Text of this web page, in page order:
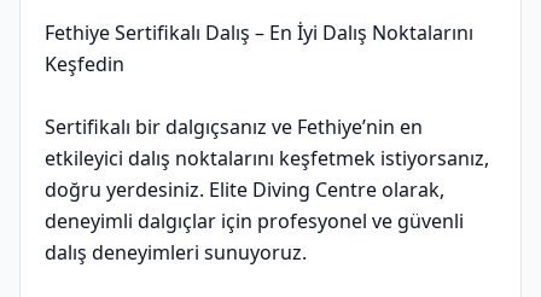
Fethiye Sertifikalı Dalış – En İyi Dalış Noktalarını
Keşfedin
Sertifikalı bir dalgıçsanız ve Fethiye’nin en
etkileyici dalış noktalarını keşfetmek istiyorsanız,
doğru yerdesiniz. Elite Diving Centre olarak,
deneyimli dalgıçlar için profesyonel ve güvenli
dalış deneyimleri sunuyoruz.